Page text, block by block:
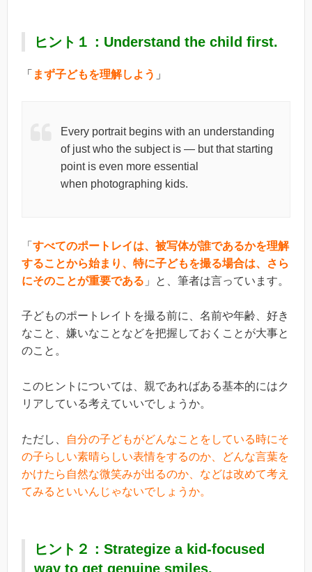
ヒント１：Understand the child first.
「 まず子どもを理解しよう 」
Every portrait begins with an understanding
of just who the subject is — but that starting
point is even more essential
when photographing kids.
「 すべてのポートレイは、被写体が誰であるかを理解
することから始まり、特に子どもを撮る場合は、さら
にそのことが重要である 」と、筆者は言っています。
子どものポートレイトを撮る前に、名前や年齢、好き
なこと、嫌いなことなどを把握しておくことが大事と
のこと。
このヒントについては、親であればある基本的にはク
リアしている考えていいでしょうか。
ただし、
自分の子どもがどんなことをしている時にそ
の子らしい素晴らしい表情をするのか、どんな言葉を
かけたら自然な微笑みが出るのか、などは改めて考え
てみるといいんじゃないでしょうか。
ヒント２：Strategize a kid-focused
way to get genuine smiles.